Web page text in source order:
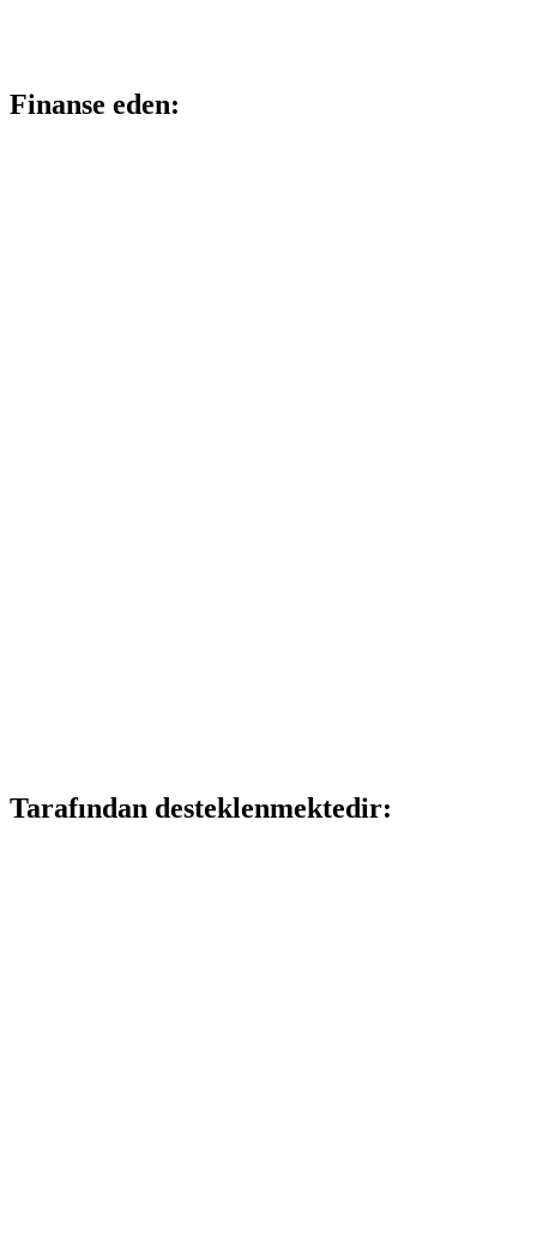
Finanse eden:
Tarafından desteklenmektedir: